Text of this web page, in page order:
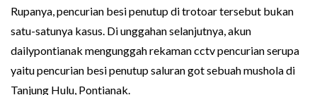
Rupanya, pencurian besi penutup di trotoar tersebut bukan
satu-satunya kasus. Di unggahan selanjutnya, akun
dailypontianak mengunggah rekaman cctv pencurian serupa
yaitu pencurian besi penutup saluran got sebuah mushola di
Tanjung Hulu, Pontianak.